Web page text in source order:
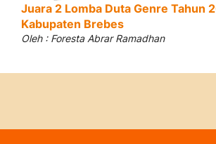
Juara 2 Lomba Duta Genre Tahun
Kabupaten Brebes
Oleh : Foresta Abrar Ramadhan